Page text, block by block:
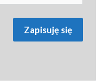
Zapisuję się